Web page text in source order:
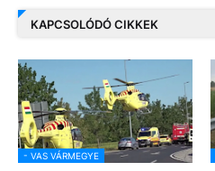
KAPCSOLÓDÓ CIKKEK
- VAS VÁRMEGYE